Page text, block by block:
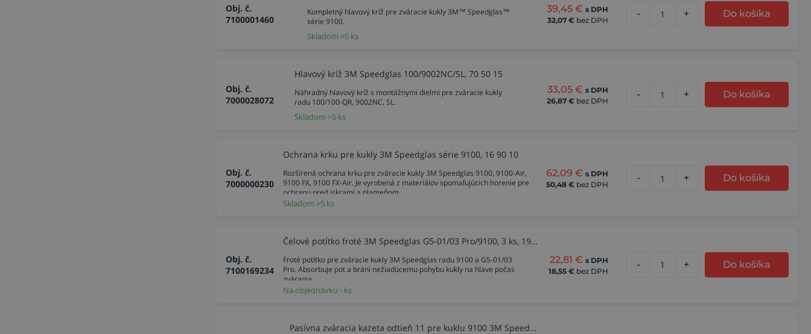
Obj. č.
7100001460
Kompletný hlavový kríž pre zváracie kukly 3M™ Speedglas™
série 9100.
Skladom >5 ks
39,45 € s DPH
32,07 € bez DPH
- + Do košíka
Obj. č.
7000028072
Hlavový kríž 3M Speedglas 100/9002NC/SL, 70 50 15
Náhradný hlavový kríž s montážnymi dielmi pre zváracie kukly
radu 100/100-QR, 9002NC, SL.
Skladom >5 ks
33,05 € s DPH
26,87 € bez DPH
- + Do košíka
Obj. č.
7000000230
Ochrana krku pre kukly 3M Speedglas série 9100, 16 90 10
Rozšírená ochrana krku pre zváracie kukly 3M Speedglas 9100, 9100-Air,
9100 FX, 9100 FX-Air. Je vyrobená z materiálov spomaľujúcich horenie pre
ochranu pred iskrami a plameňom.
Skladom >5 ks
62,09 € s DPH
50,48 € bez DPH
- + Do košíka
Obj. č.
7100169234
Čelové potítko froté 3M Speedglas G5-01/03 Pro/9100, 3 ks, 19 80 16
Froté potítko pre zváracie kukly 3M Speedglas radu 9100 a G5-01/03
Pro. Absorbuje pot a bráni nežiadúcemu pohybu kukly na hlave počas
zvárania.
Na objednávku - ks
22,81 € s DPH
18,55 € bez DPH
- + Do košíka
Pasívna zváracia kazeta odtieň 11 pre kuklu 9100 3M Speedglas, 50 00 01